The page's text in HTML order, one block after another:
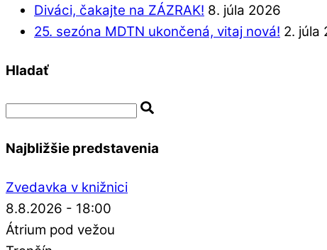
Diváci, čakajte na ZÁZRAK! 8. júla 2026
25. sezóna MDTN ukončená, vitaj nová! 2. júla
Hladať
Najbližšie predstavenia
Zvedavka v knižnici
8.8.2026 - 18:00
Átrium pod vežou